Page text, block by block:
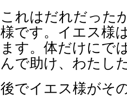
これはだれだった
様です。イエス様
ます。体だけにで
んで助け、わたし
後でイエス様がそ